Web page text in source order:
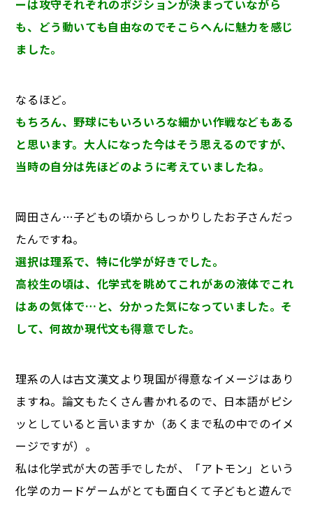
ーは攻守それぞれのポジションが決まっていながら
も、どう動いても自由なのでそこらへんに魅力を感じ
ました。
なるほど。
もちろん、野球にもいろいろな細かい作戦などもある
と思います。大人になった今はそう思えるのですが、
当時の自分は先ほどのように考えていましたね。
岡田さん…子どもの頃からしっかりしたお子さんだっ
たんですね。
選択は理系で、特に化学が好きでした。
高校生の頃は、化学式を眺めてこれがあの液体でこれ
はあの気体で…と、分かった気になっていました。そ
して、何故か現代文も得意でした。
理系の人は古文漢文より現国が得意なイメージはあり
ますね。論文もたくさん書かれるので、日本語がピシ
ッとしていると言いますか（あくまで私の中でのイメ
ージですが）。
私は化学式が大の苦手でしたが、「アトモン」という
化学のカードゲームがとても面白くて子どもと遊んで